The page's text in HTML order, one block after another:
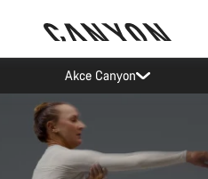
Ušetřete s newsletterem Canyon